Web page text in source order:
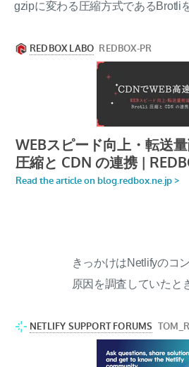
gzipに変わる圧縮方式であるBrotli
きっかけはNetlifyのコ
原因を調査していたと